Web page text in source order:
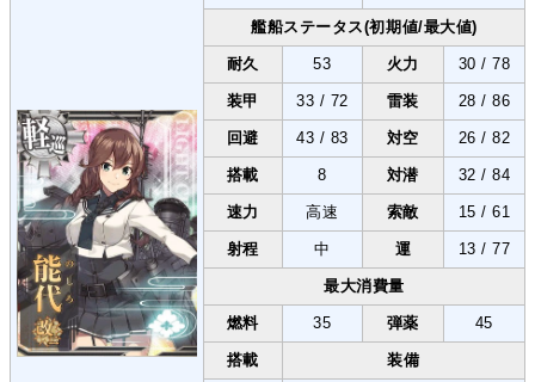
艦船ステータス(初期値/最大値)
耐久 53 火力 30 / 78
装甲 33 / 72 雷装 28 / 86
回避 43 / 83 対空 26 / 82
搭載 8 対潜 32 / 84
速力 高速 索敵 15 / 61
射程 中 運 13 / 77
最大消費量
燃料 35 弾薬 45
搭載 装備